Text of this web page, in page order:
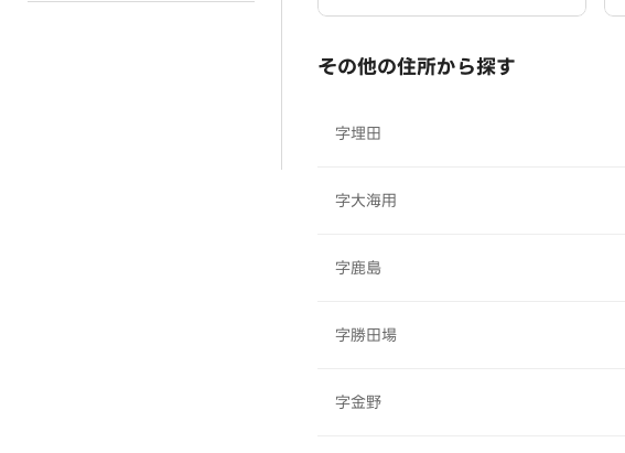
その他の住所から探す
字埋田
字大海用
字鹿島
字勝田場
字金野